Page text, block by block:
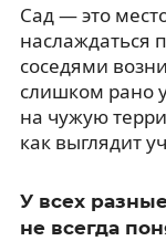
Сад — это
наслаждаться
соседями
слишком рано
на чужую
как выглядит
У всех
не всегда